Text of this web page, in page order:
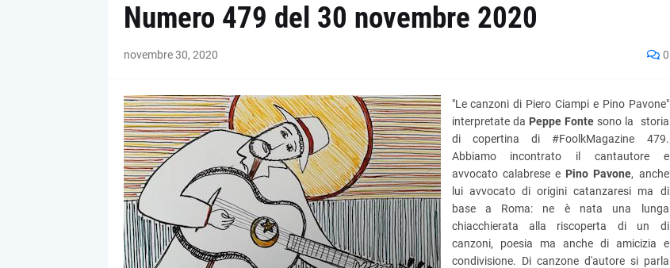
Numero 479 del 30 novembre 2020
novembre 30, 2020 0
"Le canzoni di Piero Ciampi e Pino Pavone"
interpretate da Peppe Fontesono la storia
di copertina di #FoolkMagazine 479.
Abbiamo incontrato il cantautore e
avvocato calabrese e Pino Pavone, anche
lui avvocato di origini catanzaresi ma di
base a Roma: ne è nata una lunga
chiacchierata alla riscoperta di un di
canzoni, poesia ma anche di amicizia e
condivisione. Di canzone d'autore si parla